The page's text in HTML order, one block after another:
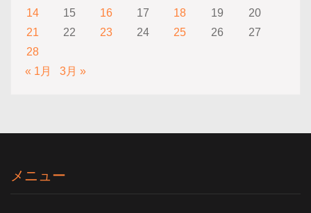
14
15 16 17 18 19
20
21
22 23 24 25 26
27
28
« 1月
3月 »
メニュー